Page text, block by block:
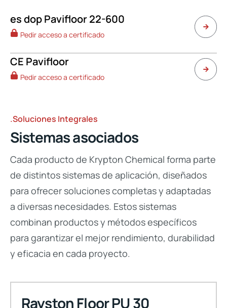
es dop Pavifloor 22-600
Pedir acceso a certificado
CE Pavifloor
Pedir acceso a certificado
.Soluciones Integrales
Sistemas asociados
Cada producto de Krypton Chemical forma parte
de distintos sistemas de aplicación, diseñados
para ofrecer soluciones completas y adaptadas
a diversas necesidades. Estos sistemas
combinan productos y métodos específicos
para garantizar el mejor rendimiento, durabilidad
y eficacia en cada proyecto.
Rayston Floor PU 30